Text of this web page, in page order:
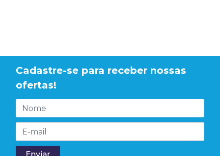
Cadastre-se para receber nossas
ofertas!